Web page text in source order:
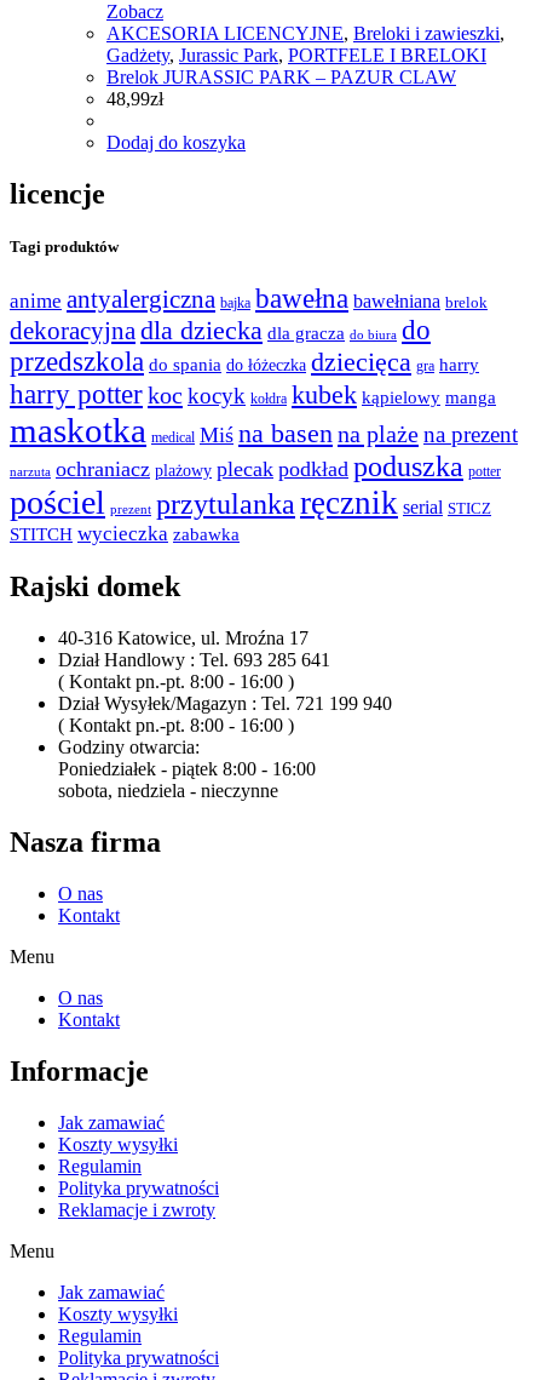
Zobacz
AKCESORIA LICENCYJNE, Breloki i zawieszki,
Gadżety, Jurassic Park, PORTFELE I BRELOKI
Brelok JURASSIC PARK – PAZUR CLAW
48,99zł
Dodaj do koszyka
licencje
Tagi produktów
anime antyalergiczna bajka bawełna bawełniana brelok
dekoracyjna dla dziecka dla gracza do biura do
przedszkola do spania do łóżeczka dziecięca gra harry
harry potterkoc kocyk kołdra kubek kąpielowy manga
maskotka medical Miś na basenna plażena prezent
narzuta ochraniacz plażowy plecak podkład poduszka potter
pościel prezent przytulankaręcznik serial STICZ
STITCH wycieczka zabawka
Rajski domek
40-316 Katowice, ul. Mroźna 17
Dział Handlowy : Tel. 693 285 641
( Kontakt pn.-pt. 8:00 - 16:00 )
Dział Wysyłek/Magazyn : Tel. 721 199 940
( Kontakt pn.-pt. 8:00 - 16:00 )
Godziny otwarcia:
Poniedziałek - piątek 8:00 - 16:00
sobota, niedziela - nieczynne
Nasza firma
O nas
Kontakt
Menu
O nas
Kontakt
Informacje
Jak zamawiać
Koszty wysyłki
Regulamin
Polityka prywatności
Reklamacje i zwroty
Menu
Jak zamawiać
Koszty wysyłki
Regulamin
Polityka prywatności